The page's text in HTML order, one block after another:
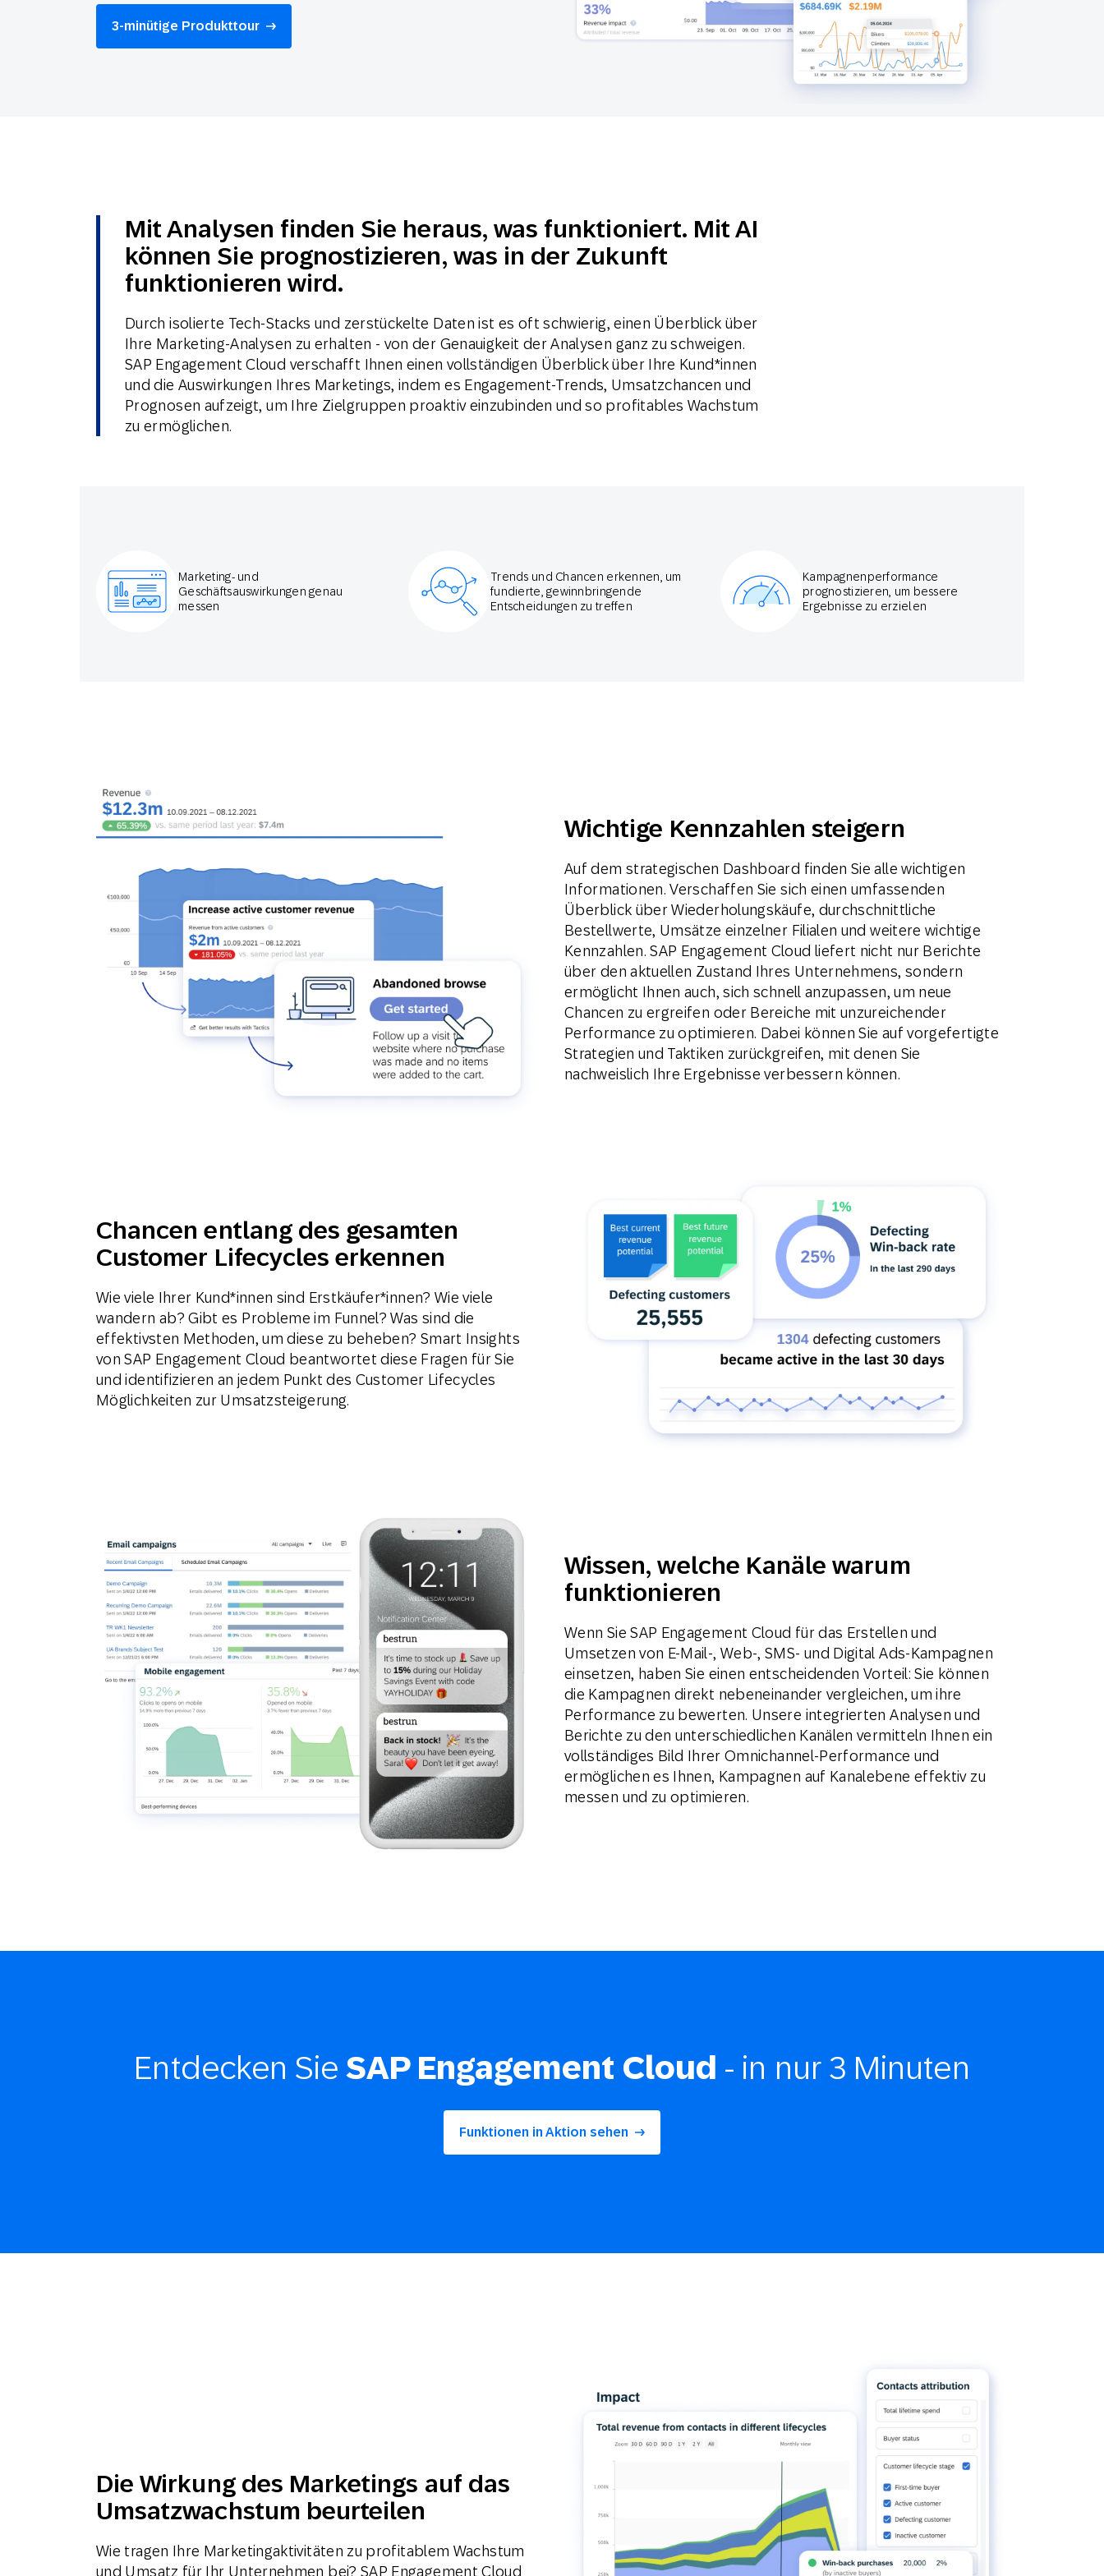
Digital Ads
In-Store
Contact
Center
Marketing Masters
3-minütige Produkttour
Mit Analysen finden Sie heraus, was funktioniert. Mit AI
können Sie prognostizieren, was in der Zukunft
funktionieren wird.
Durch isolierte Tech-Stacks und zerstückelte Daten ist es oft schwierig, einen Überblick über
Ihre Marketing-Analysen zu erhalten - von der Genauigkeit der Analysen ganz zu schweigen.
SAP Engagement Cloud verschafft Ihnen einen vollständigen Überblick über Ihre Kund*innen
und die Auswirkungen Ihres Marketings, indem es Engagement-Trends, Umsatzchancen und
Prognosen aufzeigt, um Ihre Zielgruppen proaktiv einzubinden und so profitables Wachstum
zu ermöglichen.
Marketing- und
Geschäftsauswirkungen genau
messen
Trends und Chancen erkennen, um
fundierte, gewinnbringende
Entscheidungen zu treffen
Kampagnenperformance
prognostizieren, um bessere
Ergebnisse zu erzielen
Wichtige Kennzahlen steigern
Auf dem strategischen Dashboard finden Sie alle wichtigen
Informationen. Verschaffen Sie sich einen umfassenden
Überblick über Wiederholungskäufe, durchschnittliche
Bestellwerte, Umsätze einzelner Filialen und weitere wichtige
Kennzahlen. SAP Engagement Cloud liefert nicht nur Berichte
über den aktuellen Zustand Ihres Unternehmens, sondern
ermöglicht Ihnen auch, sich schnell anzupassen, um neue
Chancen zu ergreifen oder Bereiche mit unzureichender
Performance zu optimieren. Dabei können Sie auf vorgefertigte
Strategien und Taktiken zurückgreifen, mit denen Sie
nachweislich Ihre Ergebnisse verbessern können.
Chancen entlang des gesamten
Customer Lifecycles erkennen
Wie viele Ihrer Kund*innen sind Erstkäufer*innen? Wie viele
wandern ab? Gibt es Probleme im Funnel? Was sind die
effektivsten Methoden, um diese zu beheben? Smart Insights
von SAP Engagement Cloud beantwortet diese Fragen für Sie
und identifizieren an jedem Punkt des Customer Lifecycles
Möglichkeiten zur Umsatzsteigerung.
Wissen, welche Kanäle warum
funktionieren
Wenn Sie SAP Engagement Cloud für das Erstellen und
Umsetzen von E-Mail-, Web-, SMS- und Digital Ads-Kampagnen
einsetzen, haben Sie einen entscheidenden Vorteil: Sie können
die Kampagnen direkt nebeneinander vergleichen, um ihre
Performance zu bewerten. Unsere integrierten Analysen und
Berichte zu den unterschiedlichen Kanälen vermitteln Ihnen ein
vollständiges Bild Ihrer Omnichannel-Performance und
ermöglichen es Ihnen, Kampagnen auf Kanalebene effektiv zu
messen und zu optimieren.
Entdecken SieSAP Engagement Cloud - in nur 3 Minuten
Funktionen in Aktion sehen
Die Wirkung des Marketings auf das
Umsatzwachstum beurteilen
Wie tragen Ihre Marketingaktivitäten zu profitablem Wachstum
und Umsatz für Ihr Unternehmen bei? SAP Engagement Cloud